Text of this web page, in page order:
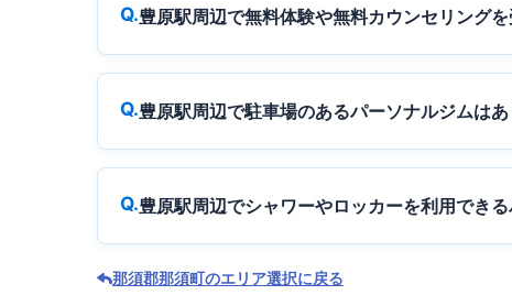
豊原駅周辺で無料体験や無料カウンセリング
豊原駅周辺で駐車場のあるパーソナルジムはあ
豊原駅周辺でシャワーやロッカーを利用でき
那須郡那須町のエリア選択に戻る